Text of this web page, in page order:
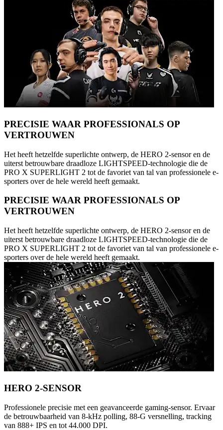
PRECISIE WAAR PROFESSIONALS OP
VERTROUWEN
Het heeft hetzelfde superlichte ontwerp, de HERO 2-sensor en de
uiterst betrouwbare draadloze LIGHTSPEED-technologie die de
PRO X SUPERLIGHT 2 tot de favoriet van tal van professionele e-
sporters over de hele wereld heeft gemaakt.
PRECISIE WAAR PROFESSIONALS OP
VERTROUWEN
Het heeft hetzelfde superlichte ontwerp, de HERO 2-sensor en de
uiterst betrouwbare draadloze LIGHTSPEED-technologie die de
PRO X SUPERLIGHT 2 tot de favoriet van tal van professionele e-
sporters over de hele wereld heeft gemaakt.
HERO 2-SENSOR
Professionele precisie met een geavanceerde gaming-sensor. Ervaar
de betrouwbaarheid van 8-kHz polling, 88-G versnelling, tracking
van 888+ IPS en tot 44.000 DPI.